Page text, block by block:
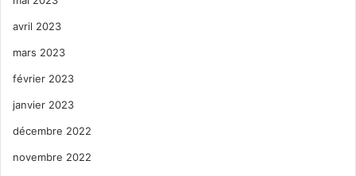
avril 2023
mars 2023
février 2023
janvier 2023
décembre 2022
novembre 2022